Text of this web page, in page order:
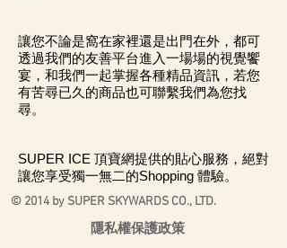
讓您不論是窩在家裡還是出門在外，都可
透過我們的友善平台進入一場場的視覺饗
宴，和我們一起掌握各種精品資訊，若您
有苦尋已久的商品也可聯繫我們為您找
尋。
SUPER ICE 頂寶網提供的貼心服務，絕對
讓您享受獨一無二的Shopping 體驗。
© 2014 by SUPER SKYWARDS CO., LTD.
隱私權保護政策